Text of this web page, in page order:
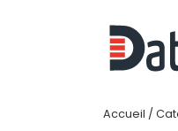
Accueil /